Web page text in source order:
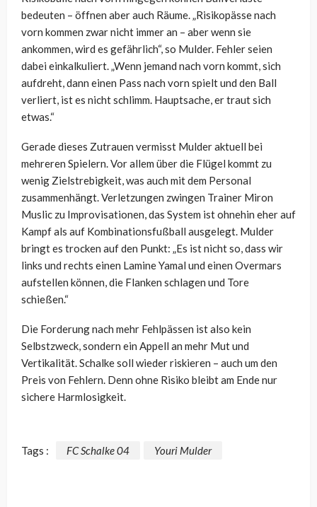
bedeuten – öffnen aber auch Räume. „Risikopässe nach
vorn kommen zwar nicht immer an – aber wenn sie
ankommen, wird es gefährlich“, so Mulder. Fehler seien
dabei einkalkuliert. „Wenn jemand nach vorn kommt, sich
aufdreht, dann einen Pass nach vorn spielt und den Ball
verliert, ist es nicht schlimm. Hauptsache, er traut sich
etwas.“
Gerade dieses Zutrauen vermisst Mulder aktuell bei
mehreren Spielern. Vor allem über die Flügel kommt zu
wenig Zielstrebigkeit, was auch mit dem Personal
zusammenhängt. Verletzungen zwingen Trainer Miron
Muslic zu Improvisationen, das System ist ohnehin eher auf
Kampf als auf Kombinationsfußball ausgelegt. Mulder
bringt es trocken auf den Punkt: „Es ist nicht so, dass wir
links und rechts einen Lamine Yamal und einen Overmars
aufstellen können, die Flanken schlagen und Tore
schießen.“
Die Forderung nach mehr Fehlpässen ist also kein
Selbstzweck, sondern ein Appell an mehr Mut und
Vertikalität. Schalke soll wieder riskieren – auch um den
Preis von Fehlern. Denn ohne Risiko bleibt am Ende nur
sichere Harmlosigkeit.
Tags : FC Schalke 04 Youri Mulder